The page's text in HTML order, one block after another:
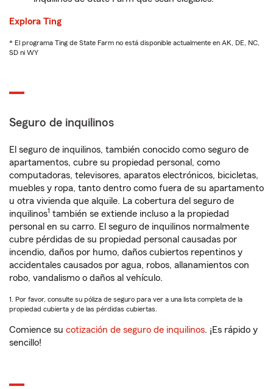
Explora Ting
* El programa Ting de State Farm no está disponible actualmente en AK, DE, NC,
SD ni WY
Seguro de inquilinos
El seguro de inquilinos, también conocido como seguro de
apartamentos, cubre su propiedad personal, como
computadoras, televisores, aparatos electrónicos, bicicletas,
muebles y ropa, tanto dentro como fuera de su apartamento
u otra vivienda que alquile. La cobertura del seguro de
inquilinos1 también se extiende incluso a la propiedad
personal en su carro. El seguro de inquilinos normalmente
cubre pérdidas de su propiedad personal causadas por
incendio, daños por humo, daños cubiertos repentinos y
accidentales causados por agua, robos, allanamientos con
robo, vandalismo o daños al vehículo.
1. Por favor, consulte su póliza de seguro para ver a una lista completa de la
propiedad cubierta y de las pérdidas cubiertas.
Comience su cotización de seguro de inquilinos. ¡Es rápido y
sencillo!